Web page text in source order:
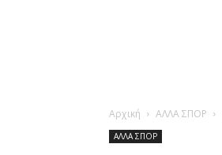
Αρχική ΑΛΛΑ ΣΠΟΡ
ΑΛΛΑ ΣΠΟΡ